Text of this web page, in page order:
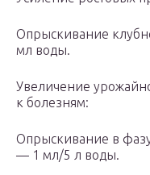
Опрыскивание
мл воды.
Увеличение
к болезням:
Опрыскивание в
— 1 мл/5 л воды.